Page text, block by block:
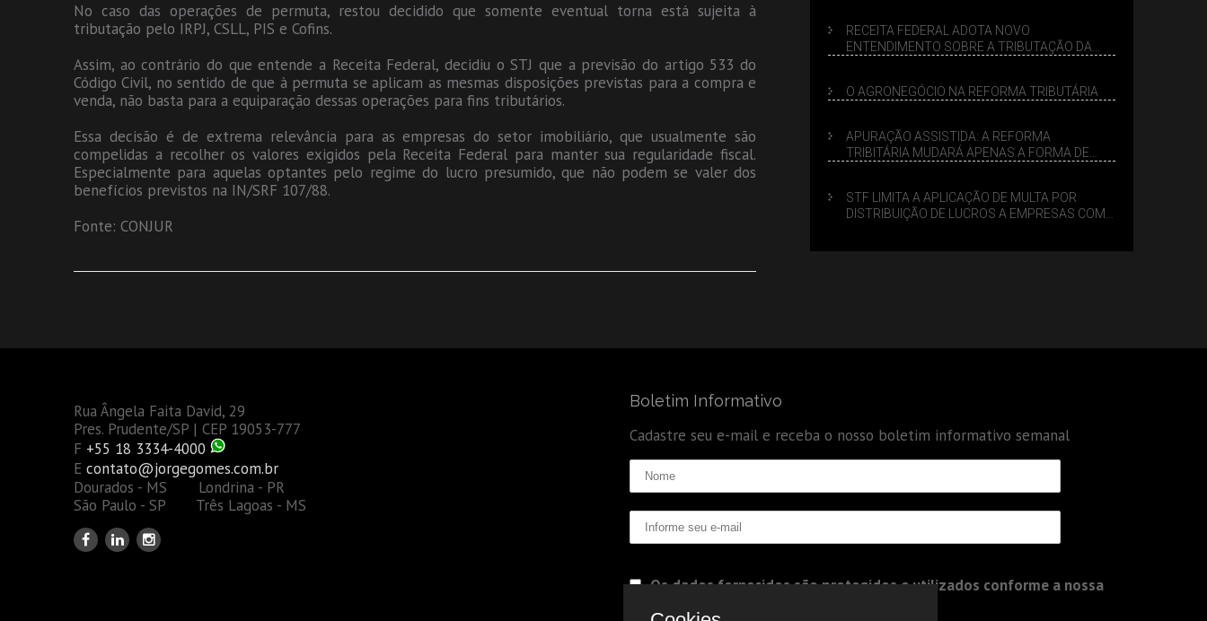
No caso das operações de permuta, restou decidido que somente eventual torna está sujeita à
tributação pelo IRPJ, CSLL, PIS e Cofins.
Assim, ao contrário do que entende a Receita Federal, decidiu o STJ que a previsão do artigo 533 do
Código Civil, no sentido de que à permuta se aplicam as mesmas disposições previstas para a compra e
venda, não basta para a equiparação dessas operações para fins tributários.
Essa decisão é de extrema relevância para as empresas do setor imobiliário, que usualmente são
compelidas a recolher os valores exigidos pela Receita Federal para manter sua regularidade fiscal.
Especialmente para aquelas optantes pelo regime do lucro presumido, que não podem se valer dos
benefícios previstos na IN/SRF 107/88.
Fonte: CONJUR
RECEITA FEDERAL ADOTA NOVO
ENTENDIMENTO SOBRE A TRIBUTAÇÃO DA
O AGRONEGÓCIO NA REFORMA TRIBUTÁRIA
APURAÇÃO ASSISTIDA: A REFORMA
TRIBITÁRIA MUDARÁ APENAS A FORMA DE
STF LIMITA A APLICAÇÃO DE MULTA POR
DISTRIBUIÇÃO DE LUCROS A EMPRESAS COM
Rua Ângela Faita David, 29
Pres. Prudente/SP | CEP 19053-777
F +55 18 3334-4000
E contato@jorgegomes.com.br
Dourados - MS Londrina - PR
São Paulo - SP Três Lagoas - MS
Boletim Informativo
Cadastre seu e-mail e receba o nosso boletim informativo semanal
Os dados fornecidos são protegidos e utilizados conforme a nossa